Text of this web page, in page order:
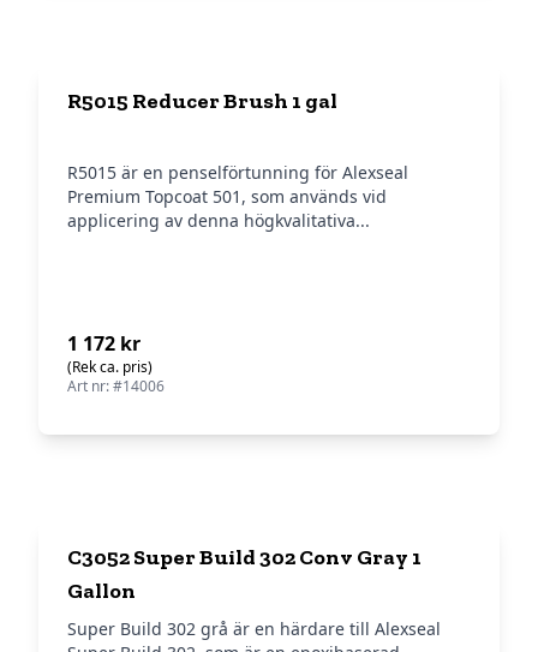
R5015 Reducer Brush 1 gal
R5015 är en penselförtunning för Alexseal
Premium Topcoat 501, som används vid
applicering av denna högkvalitativa...
1 172 kr
(Rek ca. pris)
Art nr: #14006
C3052 Super Build 302 Conv Gray 1
Gallon
Super Build 302 grå är en härdare till Alexseal